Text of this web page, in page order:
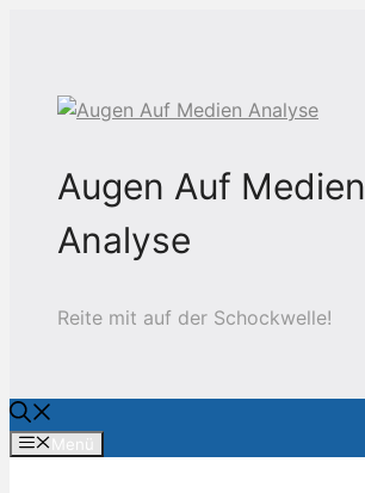
Augen Auf Medien
Analyse
Reite mit auf der Schockwelle!
Menü